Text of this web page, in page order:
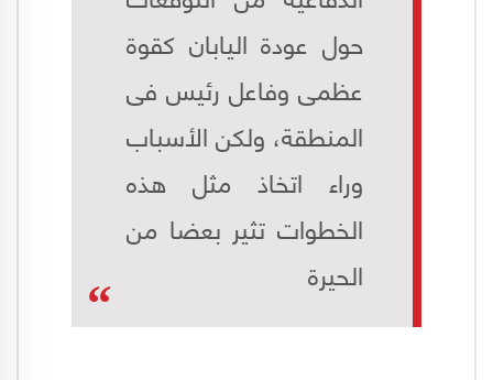
حول عودة اليابان كقوة
عظمى وفاعل رئيس فى
المنطقة، ولكن الأسباب
وراء اتخاذ مثل هذه
الخطوات تثير بعضا من
الحيرة